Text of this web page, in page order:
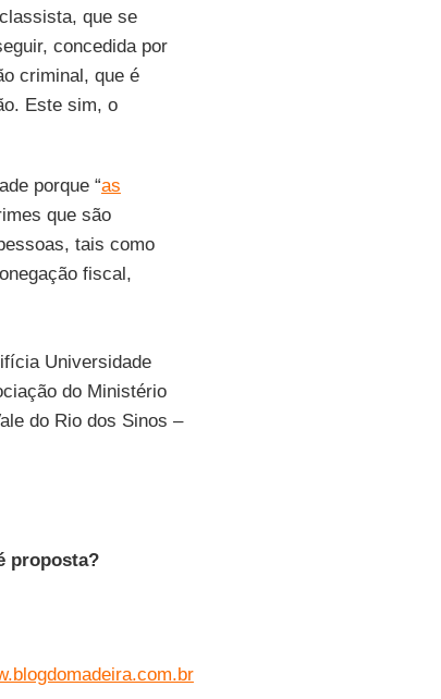
que se
concedida por
criminal, que é
Este sim, o
porque “as
que são
tais como
fiscal,
Universidade
do Ministério
do Rio dos Sinos –
proposta?